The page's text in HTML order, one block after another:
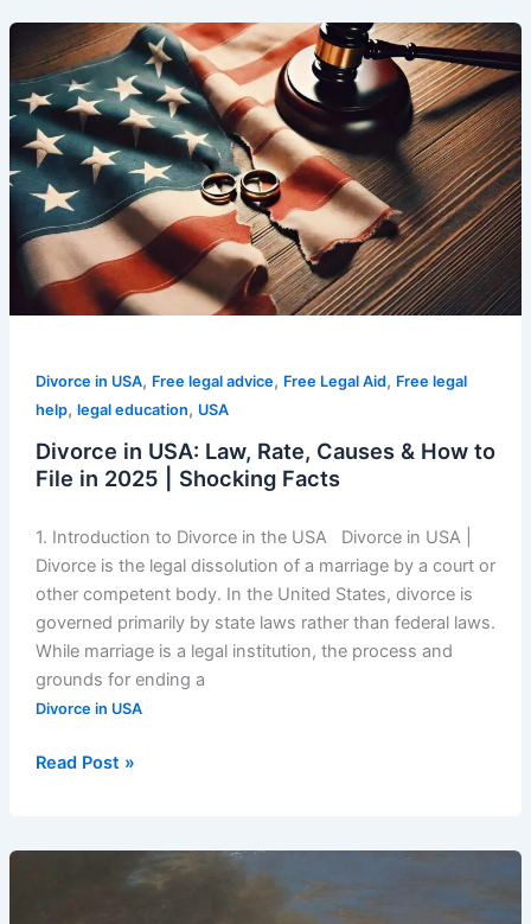
Divorce in USA, Free legal advice, Free Legal Aid, Free legal
help, legal education, USA
Divorce in USA: Law, Rate, Causes & How to
File in 2025 | Shocking Facts
1. Introduction to Divorce in the USA Divorce in USA |
Divorce is the legal dissolution of a marriage by a court or
other competent body. In the United States, divorce is
governed primarily by state laws rather than federal laws.
While marriage is a legal institution, the process and
grounds for ending a
Divorce in USA
Divorce
in
USA:
Law,
Rate,
Causes
&
How
to
File
in
|
Shocking
Read Post »